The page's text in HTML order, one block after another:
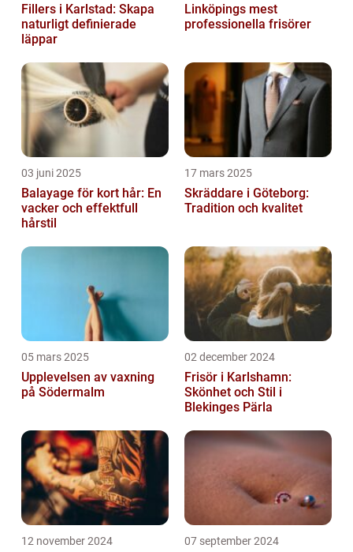
Fillers i Karlstad: Skapa
naturligt definierade
läppar
Linköpings mest
professionella frisörer
03 juni 2025
Balayage för kort hår: En
vacker och effektfull
hårstil
17 mars 2025
Skräddare i Göteborg:
Tradition och kvalitet
05 mars 2025
Upplevelsen av vaxning
på Södermalm
02 december 2024
Frisör i Karlshamn:
Skönhet och Stil i
Blekinges Pärla
12 november 2024 07 september 2024